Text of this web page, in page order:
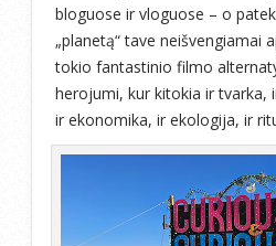
bloguose ir vloguose – o
„planetą“ tave neišvengiamai
tokio fantastinio filmo
herojumi, kur kitokia ir tvarka,
ir ekonomika, ir ekologija, ir